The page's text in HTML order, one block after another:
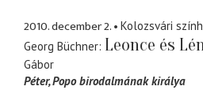
2010. december 2.
Kolozsvári
Georg Büchner Leonce és
Gábor
Péter Popo birodalmának királya